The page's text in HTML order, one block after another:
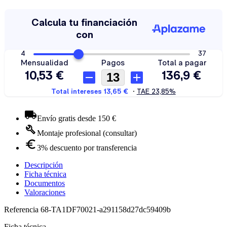
Envío gratis desde 150 €
Montaje profesional (consultar)
3% descuento por transferencia
Descripción
Ficha técnica
Documentos
Valoraciones
Referencia 68-TA1DF70021-a291158d27dc59409b